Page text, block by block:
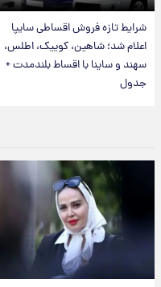
شرایط تازه فروش اقساطی سایپا
اعلام شد؛ شاهین، کوییک، اطلس،
سهند و ساینا با اقساط بلندمدت +
جدول